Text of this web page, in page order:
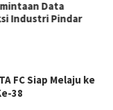
Data
Industri Pindar
FC Siap Melaju ke
38